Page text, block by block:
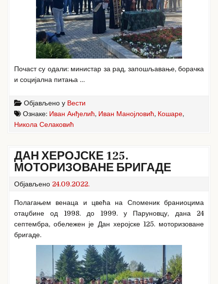
Почаст су одали: министар за рад, запошљавање, борачка
и социјална питања …
Објављено у Вести
Ознаке: Иван Анђелић, Иван Манојловић, Кошаре,
Никола Селаковић
ДАН ХЕРОЈСКЕ 125.
МОТОРИЗОВАНЕ БРИГАДЕ
Објављено 24.09.2022.
Полагањем венаца и цвећа на Споменик браниоцима
отаџбине од 1998. до 1999. у Паруновцу, дана 24
септембра, обележен је Дан херојске 125. моторизоване
бригаде.